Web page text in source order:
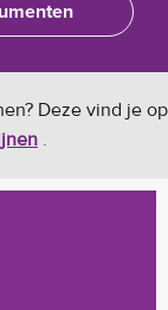
Deze vind je op
.